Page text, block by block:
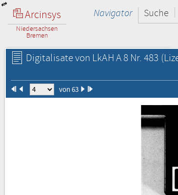
Arcinsys
Niedersachsen
Bremen
Navigator Suche
Digitalisate von LkAH A 8 Nr. 483
von 63